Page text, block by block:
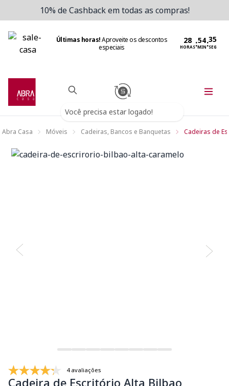
10% de Cashback em todas as compras!
Últimas horas!Aproveite os descontos
especiais
HORAS:MIN:SEG
Você precisa estar logado!
Abra Casa Móveis Cadeiras, Bancos e Banquetas Cadeiras de
4 avaliações
Cadeira de Escritório Alta Bilbao